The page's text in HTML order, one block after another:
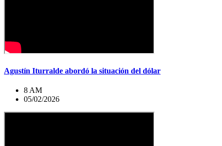
Agustín Iturralde abordó la situación del dólar
8 AM
05/02/2026